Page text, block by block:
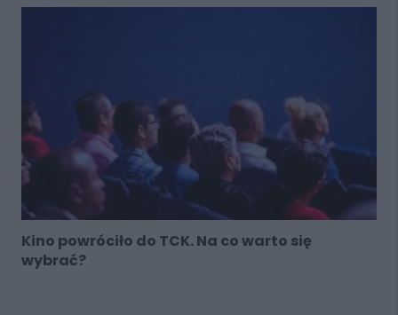
Kino powróciło do TCK. Na co warto się
wybrać?